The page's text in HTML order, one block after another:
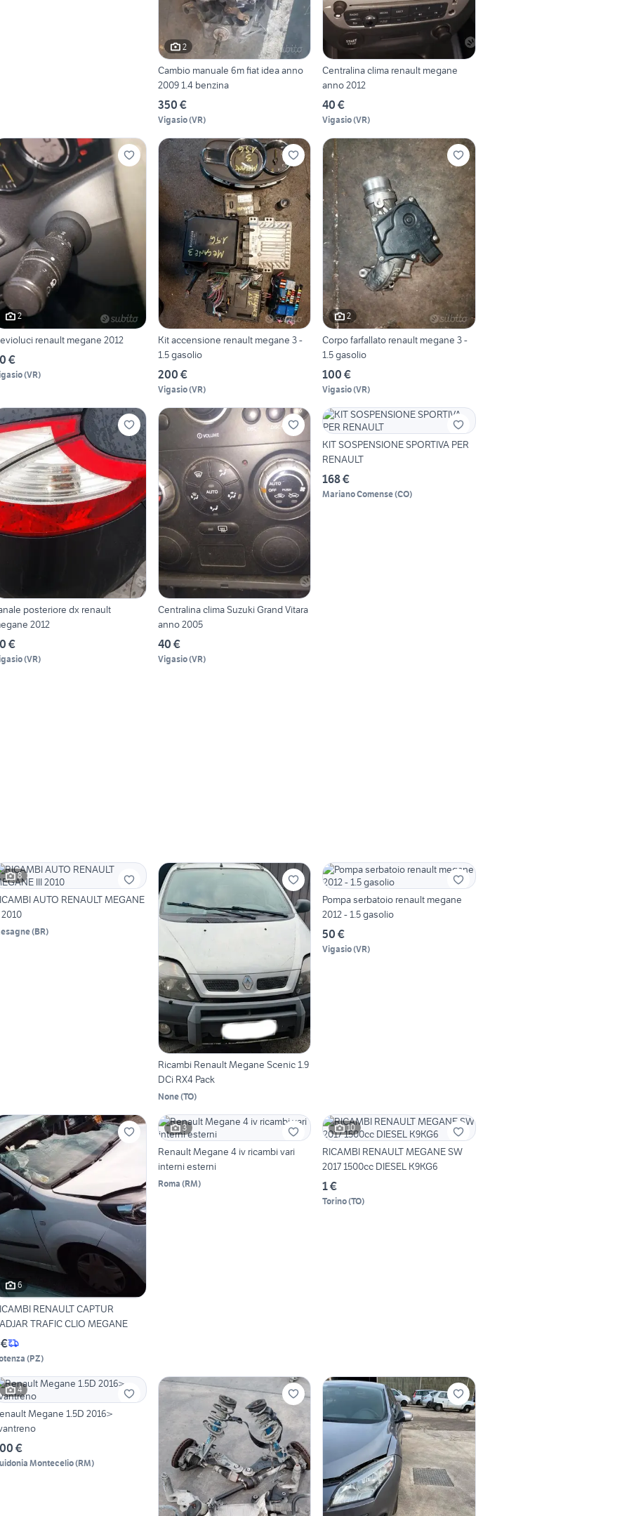
2
Cambio manuale 6m fiat idea anno
2009 1.4 benzina
350 €
Vigasio(VR)
Centralina clima renault megane
anno 2012
40 €
Vigasio(VR)
2
renault megane 2012
€
(VR)
Kit accensione renault megane 3 -
1.5 gasolio
200 €
Vigasio(VR)
2
Corpo farfallato renault megane 3 -
1.5 gasolio
100 €
Vigasio(VR)
posteriore dx renault
2012
€
(VR)
Centralina clima Suzuki Grand Vitara
anno 2005
40 €
Vigasio(VR)
KIT SOSPENSIONE SPORTIVA PER
RENAULT
168 €
Mariano Comense(CO)
8
AUTO RENAULT MEGANE
2010
(BR)
Ricambi Renault Megane Scenic 1.9
DCi RX4 Pack
None(TO)
Pompa serbatoio renault megane
2012 - 1.5 gasolio
50 €
Vigasio(VR)
6
RENAULT CAPTUR
TRAFIC CLIO MEGANE
(PZ)
3
Renault Megane 4 iv ricambi vari
interni esterni
Roma (RM)
10
RICAMBI RENAULT MEGANE SW
2017 1500cc DIESEL K9KG6
1 €
Torino(TO)
4
Megane 1.5D 2016>
€
Montecelio(RM)